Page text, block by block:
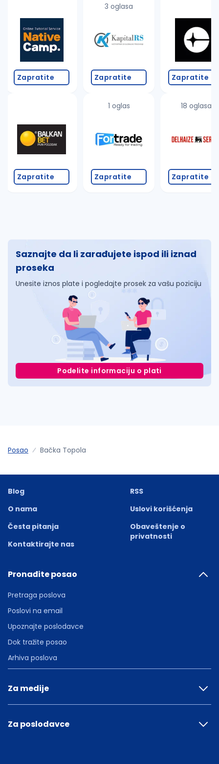
Zapratite
Zapratite
3 oglasa
Zapratite
1 oglas
Zapratite
Zapratite
18 oglasa
Zapratite
Saznajte da li zarađujete ispod ili iznad
proseka
Unesite iznos plate i pogledajte prosek za vašu poziciju
Podelite informaciju o plati
Posao Bačka Topola
Blog
O nama
Česta pitanja
Kontaktirajte nas
RSS
Uslovi korišćenja
Obaveštenje o
privatnosti
Pronađite posao
Pretraga poslova
Poslovi na email
Upoznajte poslodavce
Dok tražite posao
Arhiva poslova
Za medije
Za poslodavce